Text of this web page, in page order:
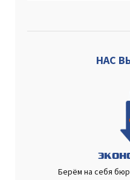
НАС
Берём на себя